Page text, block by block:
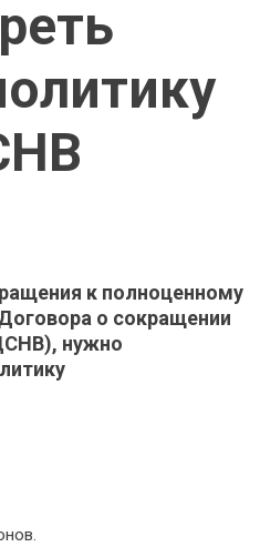
к полноценному
о сокращении
нужно